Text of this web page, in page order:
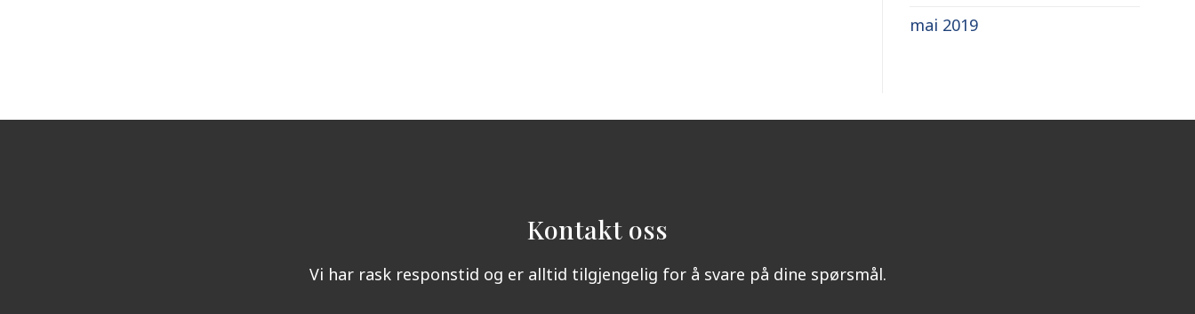
mai 2019
Kontakt oss
Vi har rask responstid og er alltid tilgjengelig for å svare på dine spørsmål.